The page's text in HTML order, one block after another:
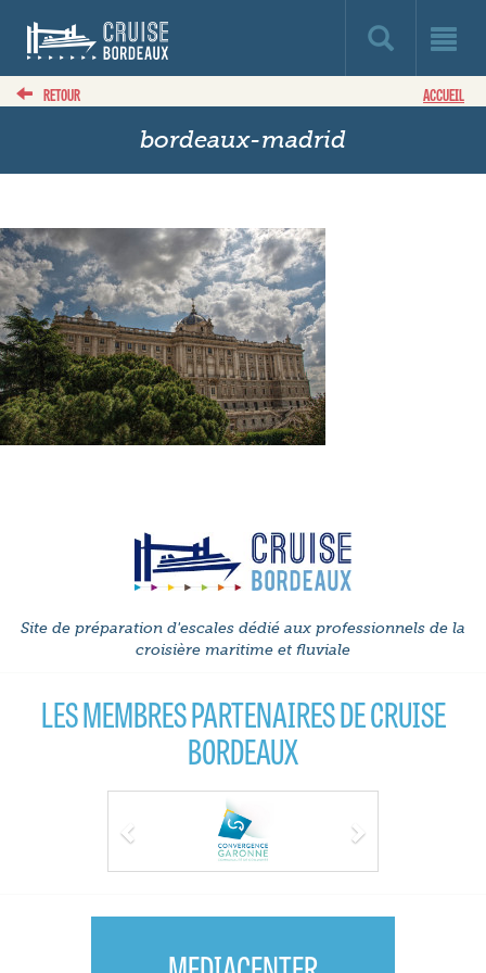
RETOUR ACCUEIL
bordeaux-madrid
Site de préparation d'escales dédié aux professionnels de la
croisière maritime et fluviale
LES MEMBRES PARTENAIRES DE CRUISE
BORDEAUX